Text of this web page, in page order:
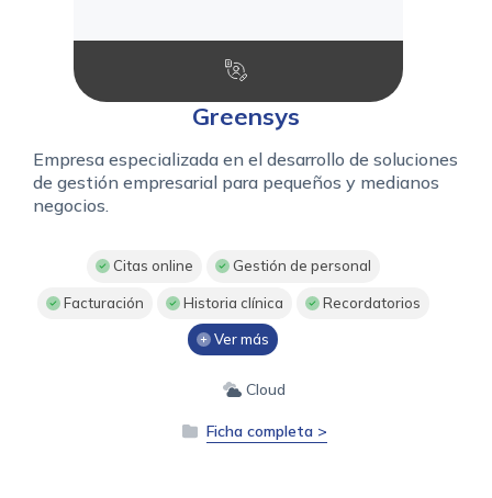
Greensys
Empresa especializada en el desarrollo de soluciones
de gestión empresarial para pequeños y medianos
negocios.
Citas online Gestión de personal
Facturación Historia clínica Recordatorios
Ver más
Cloud
Ficha completa >